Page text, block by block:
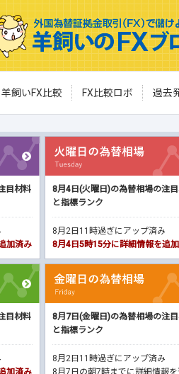
羊飼いFX比較 FX比較ロボ 過去
目材料
加済み
8月4日(火曜日)の為替相場の注
と指標ランク
8月2日11時過ぎにアップ済み
8月4日5時15分に詳細情報を追
目材料
加済み
8月7日(金曜日)の為替相場の注
と指標ランク
8月2日11時過ぎにアップ済み
8月7日の朝7時までに詳細情報